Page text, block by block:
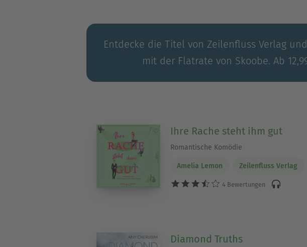
Entdecke die Titel von Zeilenfluss Verlag
mit der Flatrate von Skoobe. Ab
Ihre Rache steht ihm gut
Romantische Komödie
Amelia Lemon Zeilenfluss Verlag
4 Bewertungen
Diamond Truths